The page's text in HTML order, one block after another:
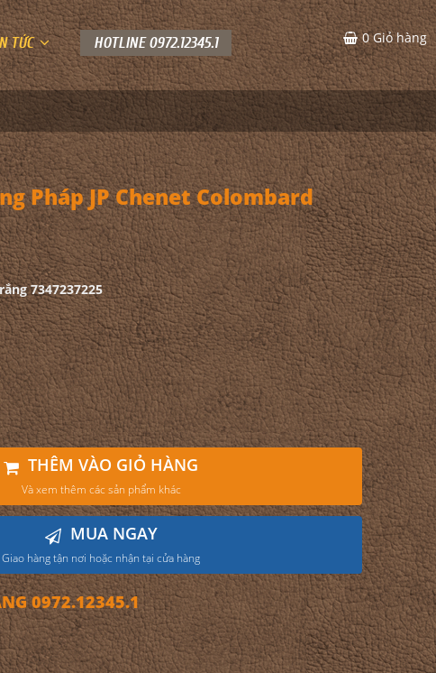
TỨC HOTLINE 0972.12345.1 0 Giỏ hàng
Pháp JP Chenet Colombard
7347237225
THÊM VÀO GIỎ HÀNG
Và xem thêm các sản phẩm khác
MUA NGAY
Giao hàng tận nơi hoặc nhận tại cửa hàng
0972.12345.1